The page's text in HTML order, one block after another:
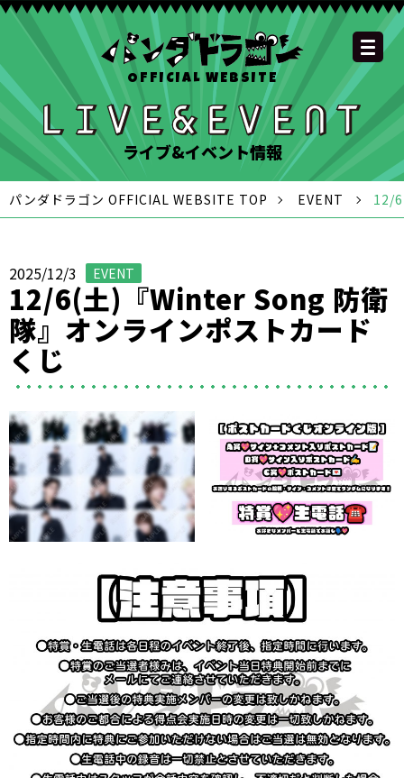
OFFICIAL WEBSITEOFFICIAL SITE TOP
NEWS MEMBER
SCHEDULE DISCOGRAPHY
GOODS
FAQ CONTACT
YOUTUBE
CHANNEL
INSTAGRAM
OFFICIAL
TWITTER
OFFICIAL LINE
ACCOUNT
OFFICIAL
TIKTOK
ライブ&イベント情報
パンダドラゴン OFFICIAL WEBSITE TOP EVENT 12/
2025/12/3 EVENT
12/6(土)『Winter Song 防衛
隊』オンラインポストカード
くじ